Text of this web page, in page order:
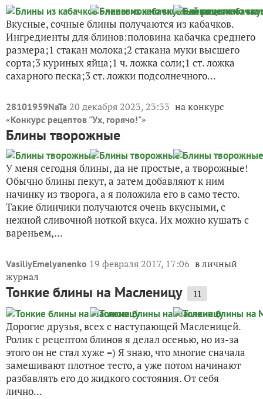
Вкусные, сочные блины получаются из кабачков.
Ингредиенты для блинов:половина кабачка среднего
размера;1 стакан молока;2 стакана муки высшего
сорта;3 куриных яйца;1 ч. ложка соли;1 ст. ложка
сахарного песка;3 ст. ложки подсолнечного...
28101959NaTa 20 декабря 2023, 23:33 на конкурс
«Конкурс рецептов "Ух, горячо!"»
Блины творожные
У меня сегодня блины, да не простые, а творожные!
Обычно блины пекут, а затем добавляют к ним
начинку из творога, а я положила его в само тесто.
Такие блинчики получаются очень вкусными, с
нежной сливочной ноткой вкуса. Их можно кушать с
вареньем,...
VasiliyEmelyanenko 19 февраля 2017, 17:06 в личный
журнал
Тонкие блины на Масленицу 11
Дорогие друзья, всех с наступающей Масленицей.
Ролик с рецептом блинов я делал осенью, но из-за
этого он не стал хуже =) Я знаю, что многие сначала
замешивают плотное тесто, а уже потом начинают
разбавлять его до жидкого состояния. От себя
лично...